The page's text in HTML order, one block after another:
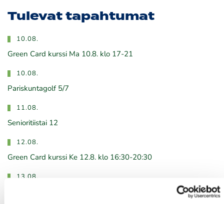
Tulevat tapahtumat
10.08.
Green Card kurssi Ma 10.8. klo 17-21
10.08.
Pariskuntagolf 5/7
11.08.
Senioritiistai 12
12.08.
Green Card kurssi Ke 12.8. klo 16:30-20:30
13.08.